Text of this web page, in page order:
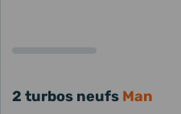
2 turbos neufs Man